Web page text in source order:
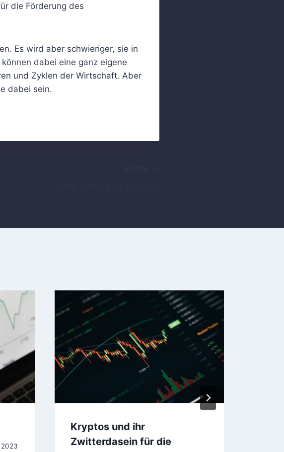
die Förderung des
Es wird aber schwieriger, sie in
dabei eine ganz eigene
und Zyklen der Wirtschaft. Aber
dabei sein.
2023
Kryptos und ihr
Zwitterdasein für die